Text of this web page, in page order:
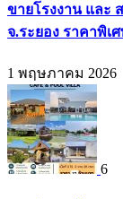
ขายโรงงาน และ
จ.ระยอง ราคาพิเศ
1 พฤษภาคม 2026
6